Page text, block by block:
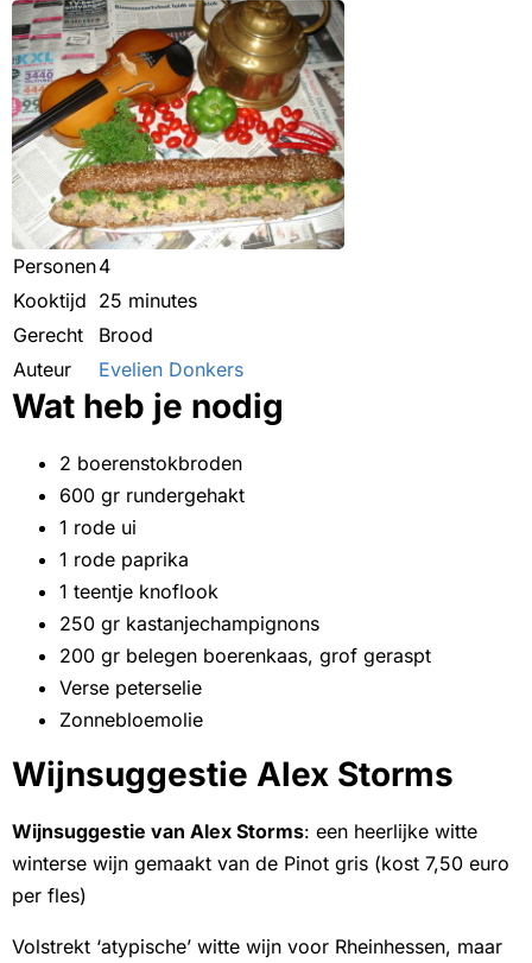
Personen4
Kooktijd 25 minutes
Gerecht
Brood
Auteur
Evelien Donkers
Wat heb je nodig
2 boerenstokbroden
600 gr rundergehakt
1 rode ui
1 rode paprika
1 teentje knoflook
250 gr kastanjechampignons
200 gr belegen boerenkaas, grof geraspt
Verse peterselie
Zonnebloemolie
Wijnsuggestie Alex Storms
Wijnsuggestie van Alex Storms: een heerlijke witte
winterse wijn gemaakt van de Pinot gris (kost 7,50 euro
per fles)
Volstrekt ‘atypische’ witte wijn voor Rheinhessen, maar